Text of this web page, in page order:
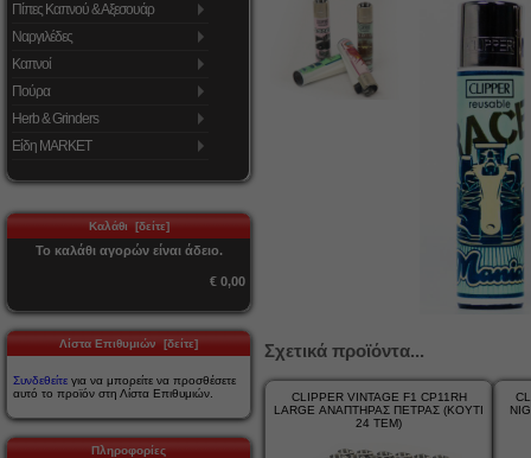
Πίπες Καπνού & Αξεσουάρ
Ναργιλέδες
Καπνοί
Πούρα
Herb & Grinders
Είδη MARKET
Καλάθι [δείτε]
Το καλάθι αγορών είναι άδειο.
€ 0,00
Λίστα Επιθυμιών [δείτε]
Συνδεθείτε για να μπορείτε να προσθέσετε
αυτό το προϊόν στη Λίστα Επιθυμιών.
Πληροφορίες
Σχετικά προϊόντα...
CLIPPER VINTAGE F1 CP11RH
LARGE ΑΝΑΠΤΗΡΑΣ ΠΕΤΡΑΣ (ΚΟΥΤΙ
24 ΤΕΜ)